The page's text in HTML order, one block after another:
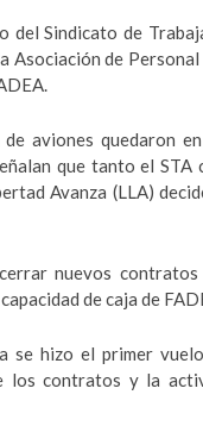
del Sindicato de
Asociación de
aviones quedaron
que tanto el STA
Avanza (LLA)
nuevos
de caja de
se hizo el primer
los contratos y la